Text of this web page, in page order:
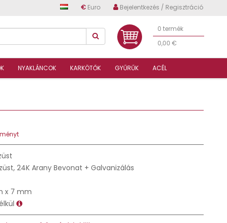
€ Euro Bejelentkezés / Regisztráció
0 termék
0,00 €
NYAKLÁNCOK KARKÖTŐK GYŰRŰK ACÉL
24K Arany Bevonat + Galvanizálás
x 7 mm